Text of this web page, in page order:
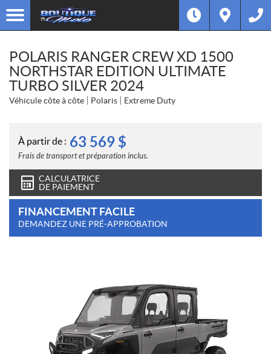
POLARIS RANGER CREW XD 1500
NORTHSTAR EDITION ULTIMATE
TURBO SILVER 2024
Véhicule côte à côte Polaris Extreme Duty
À partir de : 63 569 $
Frais de transport et préparation inclus.
CALCULATRICE
DE PAIEMENT
FINANCEMENT FACILE
DEMANDEZ UNE PRÉ-APPROBATION